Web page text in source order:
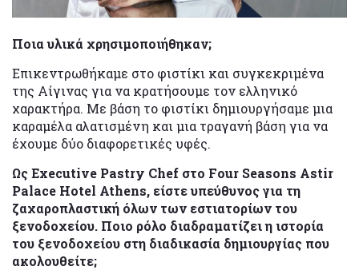
Ποια υλικά χρησιμοποιήθηκαν;
Επικεντρωθήκαμε στο φιστίκι και συγκεκριμένα
της Αίγινας για να κρατήσουμε τον ελληνικό
χαρακτήρα. Με βάση το φιστίκι δημιουργήσαμε μια
καραμέλα αλατισμένη και μια τραγανή βάση για να
έχουμε δύο διαφορετικές υφές.
Ως Executive Pastry Chef στο Four Seasons Astir
Palace Hotel Athens, είστε υπεύθυνος για τη
ζαχαροπλαστική όλων των εστιατορίων του
ξενοδοχείου. Ποιο ρόλο διαδραματίζει η ιστορία
του ξενοδοχείου στη διαδικασία δημιουργίας που
ακολουθείτε;